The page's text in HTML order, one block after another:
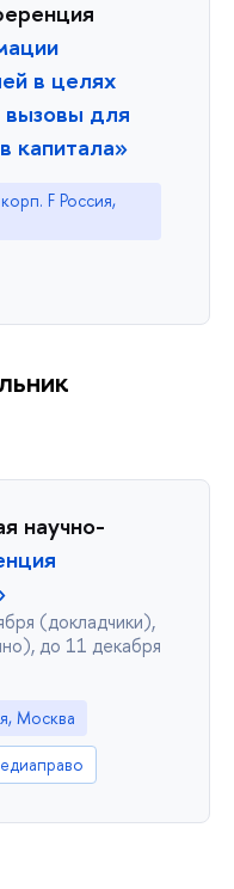
в целях
вызовы для
капитала»
F Россия,
научно-
(докладчики),
до 11 декабря
Москва